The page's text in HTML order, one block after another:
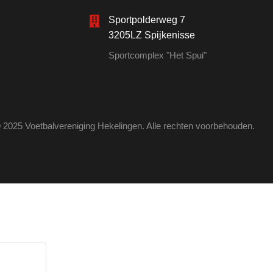
Sportpolderweg 7
3205LZ Spijkenisse
Sportcomplex "Het Spui"
Voetbalvereniging Hekelingen. Alle rechten voorbehouden.